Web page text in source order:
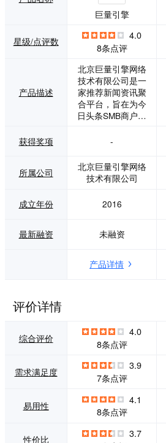
巨量引擎
星级/点评数
4.0
8条点评
产品描述
北京巨量引擎网络
技术有限公司是一
家推荐新闻资讯聚
合平台，旨在为今
日头条SMB商户提
的相关在线服务，
以及行业案例的分
享。巨量引擎依托
用户产品生态所给
数据，巨量引擎以
创造力，并将创造
的有力引擎，驱动
生意的有效增长。
获得奖项 -
所属公司
北京巨量引擎网络
技术有限公司
成立年份 2016
最新融资 未融资
产品详情
评价详情
综合评价
4.0
8条点评
需求满足度
3.9
7条点评
易用性
4.1
8条点评
性价比
3.7